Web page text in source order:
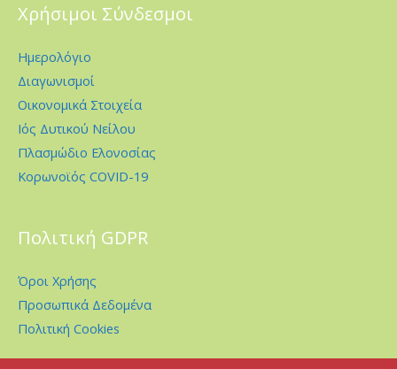
Χρήσιμοι Σύνδεσμοι
Ημερολόγιο
Διαγωνισμοί
Οικονομικά Στοιχεία
Ιός Δυτικού Νείλου
Πλασμώδιο Ελονοσίας
Κορωνοϊός COVID-19
Πολιτική GDPR
Όροι Χρήσης
Προσωπικά Δεδομένα
Πολιτική Cookies